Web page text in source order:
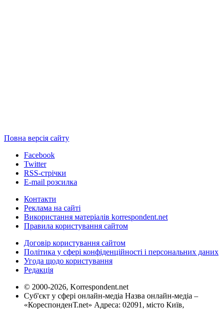
Повна версія сайту
Facebook
Twitter
RSS-стрічки
E-mail розсилка
Контакти
Реклама на сайті
Використання матеріалів korrespondent.net
Правила користування сайтом
Договір користування сайтом
Політика у сфері конфіденційності і персональних даних
Угода щодо користування
Редакція
© 2000-2026, Korrespondent.net
Суб'єкт у сфері онлайн-медіа Назва онлайн-медіа –
«КореспонденТ.net» Адреса: 02091, місто Київ,